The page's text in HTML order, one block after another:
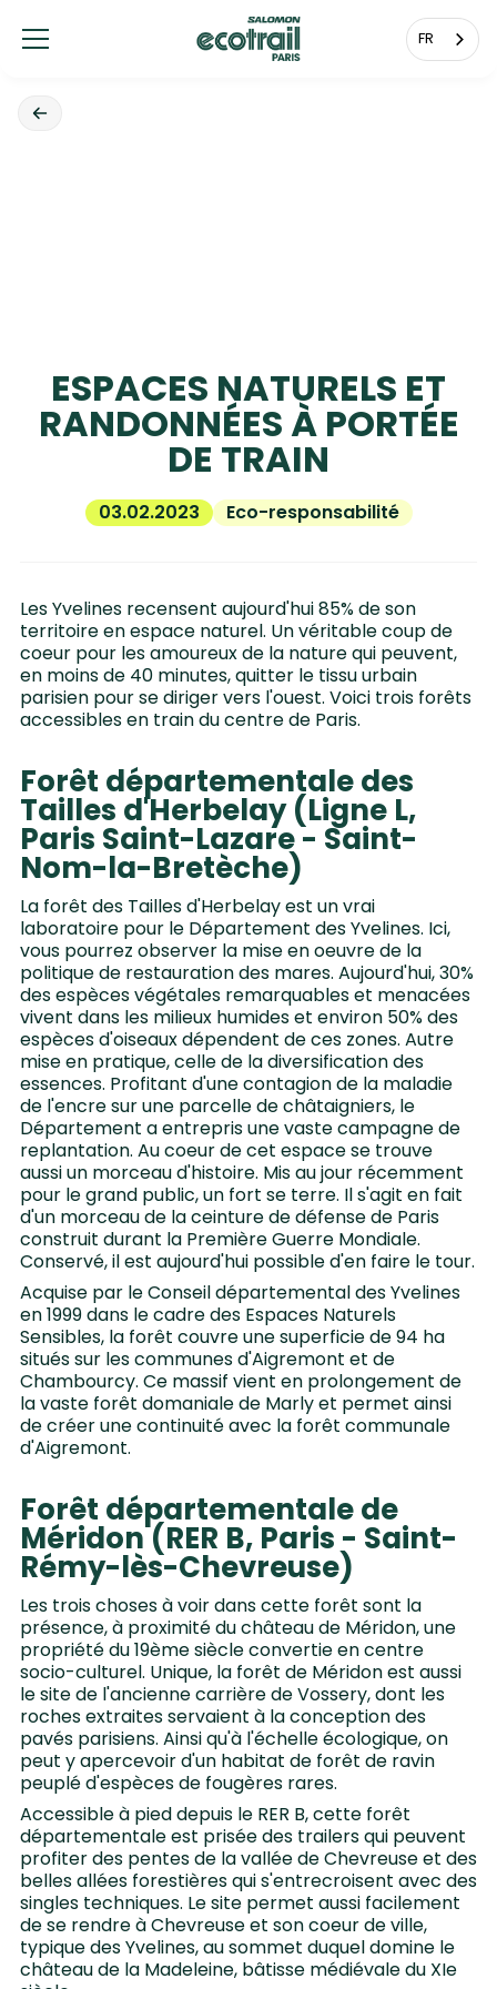
Panneau de gestion des cookies
FR
ESPACES NATURELS ET
RANDONNÉES À PORTÉE
DE TRAIN
03.02.2023 Eco-responsabilité
Les Yvelines recensent aujourd'hui 85% de son
territoire en espace naturel. Un véritable coup de
coeur pour les amoureux de la nature qui peuvent,
en moins de 40 minutes, quitter le tissu urbain
parisien pour se diriger vers l'ouest. Voici trois forêts
accessibles en train du centre de Paris.
Forêt départementale des
Tailles d'Herbelay (Ligne L,
Paris Saint-Lazare - Saint-
Nom-la-Bretèche)
La forêt des Tailles d'Herbelay est un vrai
laboratoire pour le Département des Yvelines. Ici,
vous pourrez observer la mise en oeuvre de la
politique de restauration des mares. Aujourd'hui, 30%
des espèces végétales remarquables et menacées
vivent dans les milieux humides et environ 50% des
espèces d'oiseaux dépendent de ces zones. Autre
mise en pratique, celle de la diversification des
essences. Profitant d'une contagion de la maladie
de l'encre sur une parcelle de châtaigniers, le
Département a entrepris une vaste campagne de
replantation. Au coeur de cet espace se trouve
aussi un morceau d'histoire. Mis au jour récemment
pour le grand public, un fort se terre. Il s'agit en fait
d'un morceau de la ceinture de défense de Paris
construit durant la Première Guerre Mondiale.
Conservé, il est aujourd'hui possible d'en faire le tour.
Acquise par le Conseil départemental des Yvelines
en 1999 dans le cadre des Espaces Naturels
Sensibles, la forêt couvre une superficie de 94 ha
situés sur les communes d'Aigremont et de
Chambourcy. Ce massif vient en prolongement de
la vaste forêt domaniale de Marly et permet ainsi
de créer une continuité avec la forêt communale
d'Aigremont.
Forêt départementale de
Méridon (RER B, Paris - Saint-
Rémy-lès-Chevreuse)
Les trois choses à voir dans cette forêt sont la
présence, à proximité du château de Méridon, une
propriété du 19ème siècle convertie en centre
socio-culturel. Unique, la forêt de Méridon est aussi
le site de l'ancienne carrière de Vossery, dont les
roches extraites servaient à la conception des
pavés parisiens. Ainsi qu'à l'échelle écologique, on
peut y apercevoir d'un habitat de forêt de ravin
peuplé d'espèces de fougères rares.
Accessible à pied depuis le RER B, cette forêt
départementale est prisée des trailers qui peuvent
profiter des pentes de la vallée de Chevreuse et des
belles allées forestières qui s'entrecroisent avec des
singles techniques. Le site permet aussi facilement
de se rendre à Chevreuse et son coeur de ville,
typique des Yvelines, au sommet duquel domine le
château de la Madeleine, bâtisse médiévale du XIe